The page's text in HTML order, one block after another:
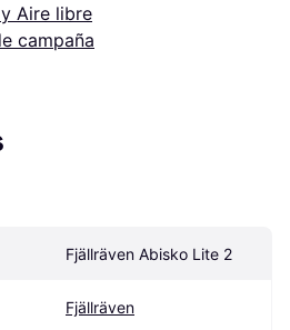
Aire libre
campaña
Fjällräven Abisko Lite 2
Fjällräven